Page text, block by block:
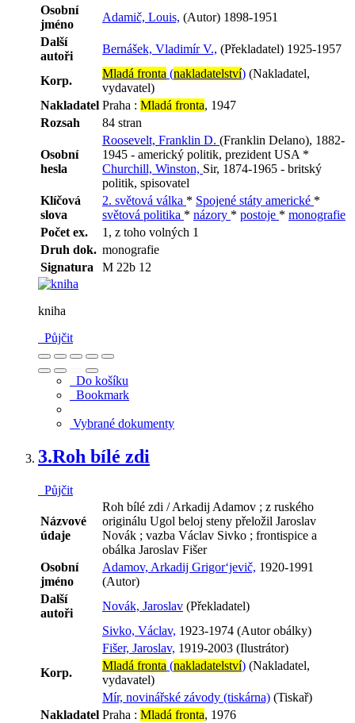
Osobní
jméno
Adamič, Louis, (Autor) 1898-1951
Další
autoři
Bernášek, Vladimír V., (Překladatel) 1925-1957
Korp.
Mladá fronta (nakladatelství) (Nakladatel,
vydavatel)
Nakladatel Praha : Mladá fronta, 1947
Rozsah
84 stran
Osobní
hesla
Roosevelt, Franklin D. (Franklin Delano), 1882-
1945 - americký politik, prezident USA *
Churchill, Winston, Sir, 1874-1965 - britský
politik, spisovatel
Klíčová
slova
2. světová válka * Spojené státy americké *
světová politika * názory * postoje * monografie
Počet ex.
1, z toho volných 1
Druh dok. monografie
Signatura
M 22b 12
kniha
Půjčit
Do košíku
Bookmark
Vybrané dokumenty
3.Roh bílé zdi
Půjčit
Názvové
údaje
Roh bílé zdi / Arkadij Adamov ; z ruského
originálu Ugol beloj steny přeložil Jaroslav
Novák ; vazba Václav Sivko ; frontispice a
obálka Jaroslav Fišer
Osobní
jméno
Adamov, Arkadij Grigor‘jevič, 1920-1991
(Autor)
Další
autoři
Novák, Jaroslav (Překladatel)
Sivko, Václav, 1923-1974 (Autor obálky)
Fišer, Jaroslav, 1919-2003 (Ilustrátor)
Korp.
Mladá fronta (nakladatelství) (Nakladatel,
vydavatel)
Mír, novinářské závody (tiskárna) (Tiskař)
Nakladatel Praha : Mladá fronta, 1976